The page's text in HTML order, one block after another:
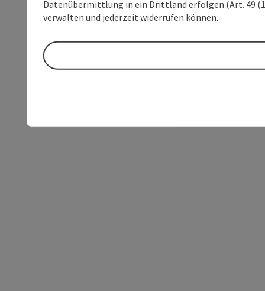
Datenübermittlung in ein Drittland erfolgen (Art. 49
verwalten und jederzeit widerrufen können.